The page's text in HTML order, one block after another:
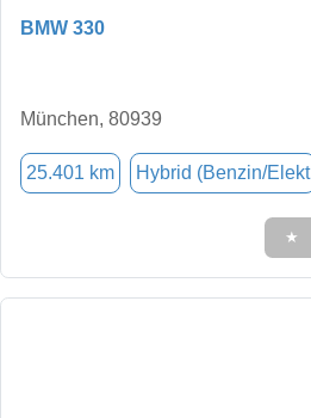
BMW 330
München, 80939
25.401 km Hybrid (Benzin/Elekt
★